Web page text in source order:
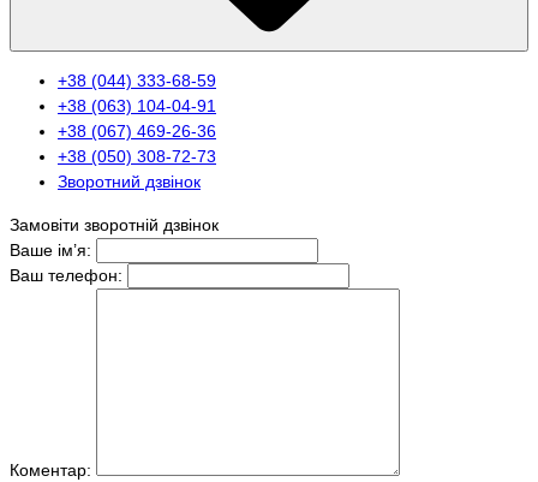
+38 (044) 333-68-59
+38 (063) 104-04-91
+38 (067) 469-26-36
+38 (050) 308-72-73
Зворотний дзвінок
Замовіти зворотній дзвінок
Ваше ім’я:
Ваш телефон:
Коментар: